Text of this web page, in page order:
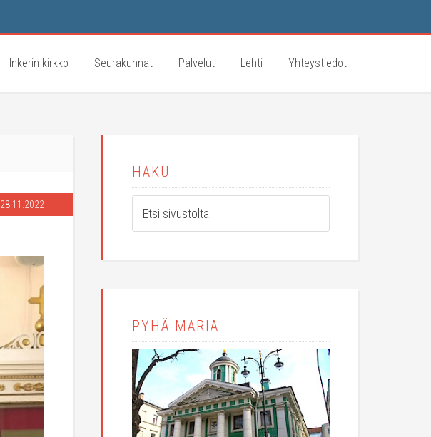
Inkerin kirkko Seurakunnat Palvelut Lehti Yhteystiedot
28.11.2022
HAKU
PYHÄ MARIA